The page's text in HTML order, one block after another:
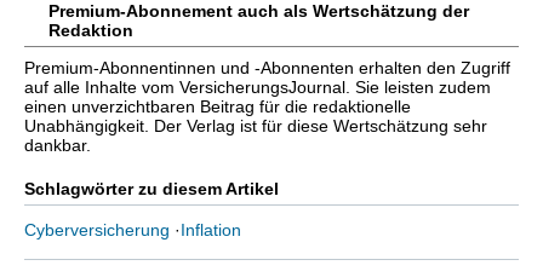
Premium-Abonnement auch als Wertschätzung der
Redaktion
Premium-Abonnentinnen und -Abonnenten erhalten den Zugriff
auf alle Inhalte vom VersicherungsJournal. Sie leisten zudem
einen unverzichtbaren Beitrag für die redaktionelle
Unabhängigkeit. Der Verlag ist für diese Wertschätzung sehr
dankbar.
Schlagwörter zu diesem Artikel
Cyberversicherung ·Inflation